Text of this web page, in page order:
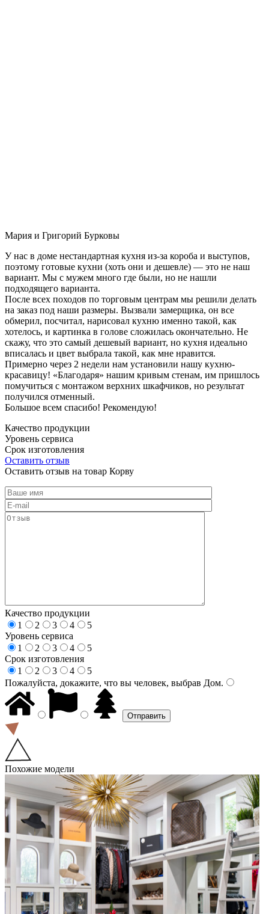
Мария и Григорий Бурковы
У нас в доме нестандартная кухня из-за короба и выступов,
поэтому готовые кухни (хоть они и дешевле) — это не наш
вариант. Мы с мужем много где были, но не нашли
подходящего варианта.
После всех походов по торговым центрам мы решили делать
на заказ под наши размеры. Вызвали замерщика, он все
обмерил, посчитал, нарисовал кухню именно такой, как
хотелось, и картинка в голове сложилась окончательно. Не
скажу, что это самый дешевый вариант, но кухня идеально
вписалась и цвет выбрала такой, как мне нравится.
Примерно через 2 недели нам установили нашу кухню-
красавицу! «Благодаря» нашим кривым стенам, им пришлось
помучиться с монтажом верхних шкафчиков, но результат
получился отменный.
Большое всем спасибо! Рекомендую!
Качество продукции
Уровень сервиса
Срок изготовления
Оставить отзыв
Оставить отзыв на товар Корву
Качество продукции
1
2 3 4
5
Уровень сервиса
1
2 3 4
5
Срок изготовления
1
2 3 4
5
Пожалуйста, докажите, что вы человек, выбрав Дом.
Похожие модели